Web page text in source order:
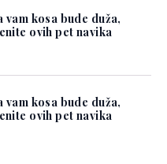
vam kosa bude duža,
ovih pet navika
vam kosa bude duža,
ovih pet navika